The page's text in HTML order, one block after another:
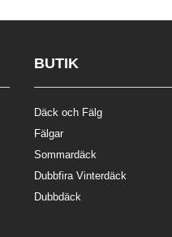
BUTIK
Däck och Fälg
Fälgar
Sommardäck
Dubbfira Vinterdäck
Dubbdäck